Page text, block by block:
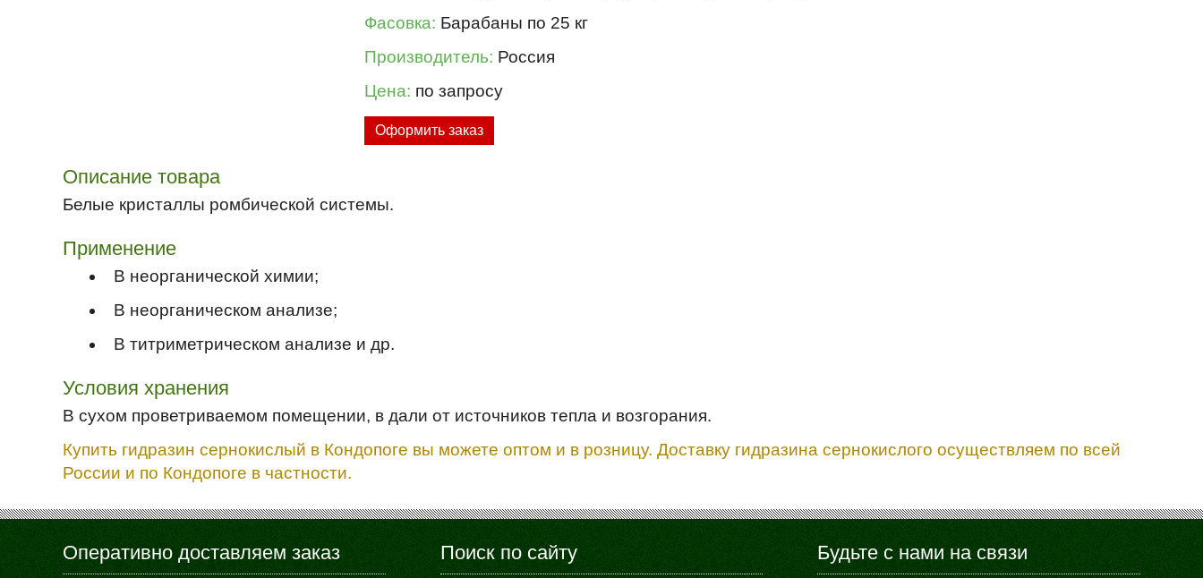
Фасовка: Барабаны по 25 кг
Производитель: Россия
Цена: по запросу
Оформить заказ
Описание товара
Белые кристаллы ромбической системы.
Применение
В неорганической химии;
В неорганическом анализе;
В титриметрическом анализе и др.
Условия хранения
В сухом проветриваемом помещении, в дали от источников тепла и возгорания.
Купить гидразин сернокислый в Кондопоге вы можете оптом и в розницу. Доставку гидразина сернокислого осуществляем по всей
России и по Кондопоге в частности.
Оперативно доставляем заказ Поиск по сайту Будьте с нами на связи